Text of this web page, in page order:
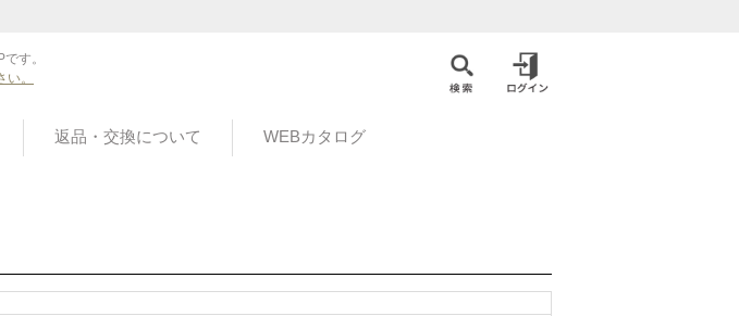
す。
。
返品・交換について WEBカタログ